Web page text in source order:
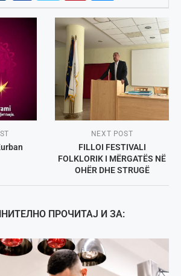
NEXT POST
FILLOI FESTIVALI
FOLKLORIK I MËRGATËS NË
OHËR DHE STRUGË
ПРОЧИТАЈ И ЗА: